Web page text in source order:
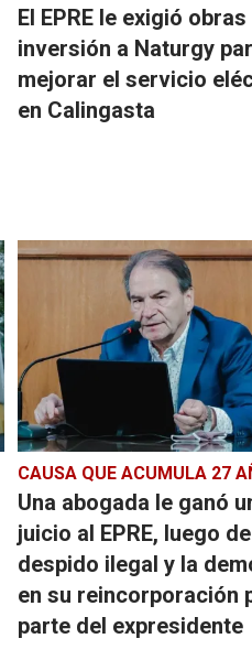
El EPRE le exigió obras
inversión a Naturgy
mejorar el servicio
en Calingasta
CAUSA QUE ACUMULA 27
Una abogada le ganó
juicio al EPRE, luego
despido ilegal y la
en su reincorporación
parte del expresidente